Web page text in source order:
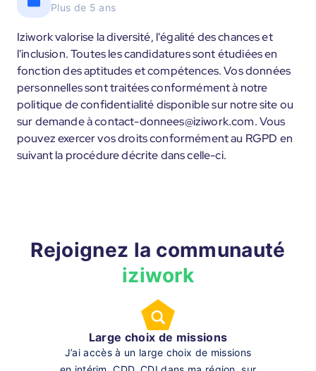
Plus de 5 ans
Iziwork valorise la diversité, l'égalité des chances et
l'inclusion. Toutes les candidatures sont étudiées en
fonction des aptitudes et compétences. Vos données
personnelles sont traitées conformément à notre
politique de confidentialité disponible sur notre site ou
sur demande à contact-donnees@iziwork.com. Vous
pouvez exercer vos droits conformément au RGPD en
suivant la procédure décrite dans celle-ci.
Rejoignez la communauté
iziwork
Large choix de missions
J’ai accès à un large choix de missions